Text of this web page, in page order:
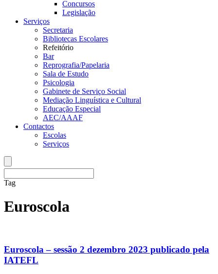
Concursos
Legislação
Serviços
Secretaria
Bibliotecas Escolares
Refeitório
Bar
Reprografia/Papelaria
Sala de Estudo
Psicologia
Gabinete de Serviço Social
Mediação Linguística e Cultural
Educação Especial
AEC/AAAF
Contactos
Escolas
Serviços
Tag
Euroscola
Euroscola – sessão 2 dezembro 2023 publicado pela
IATEFL